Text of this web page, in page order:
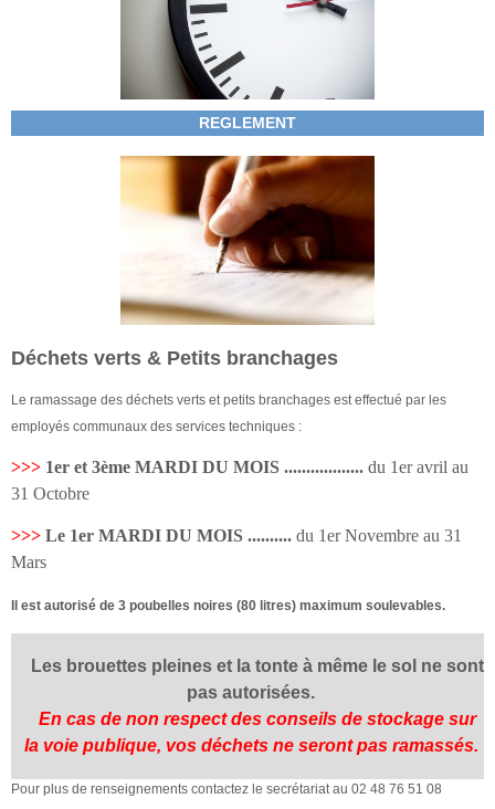
REGLEMENT
Déchets verts & Petits branchages
Le ramassage des déchets verts et petits branchages est effectué par les
employés communaux des services techniques :
>>> 1er et 3ème MARDI DU MOIS .................. du 1er avril au
31 Octobre
>>> Le 1er MARDI DU MOIS .......... du 1er Novembre au 31
Mars
Il est autorisé de 3 poubelles noires (80 litres) maximum soulevables.
Les brouettes pleines et la tonte à même le sol ne sont
pas autorisées.
En cas de non respect des conseils de stockage sur
la voie publique, vos déchets ne seront pas ramassés.
Pour plus de renseignements contactez le secrétariat au 02 48 76 51 08